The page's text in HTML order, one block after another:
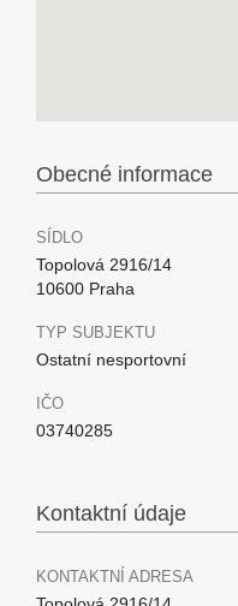
Obecné informace
SÍDLO
Topolová 2916/14
10600 Praha
TYP SUBJEKTU
Ostatní nesportovní
IČO
03740285
Kontaktní údaje
KONTAKTNÍ ADRESA